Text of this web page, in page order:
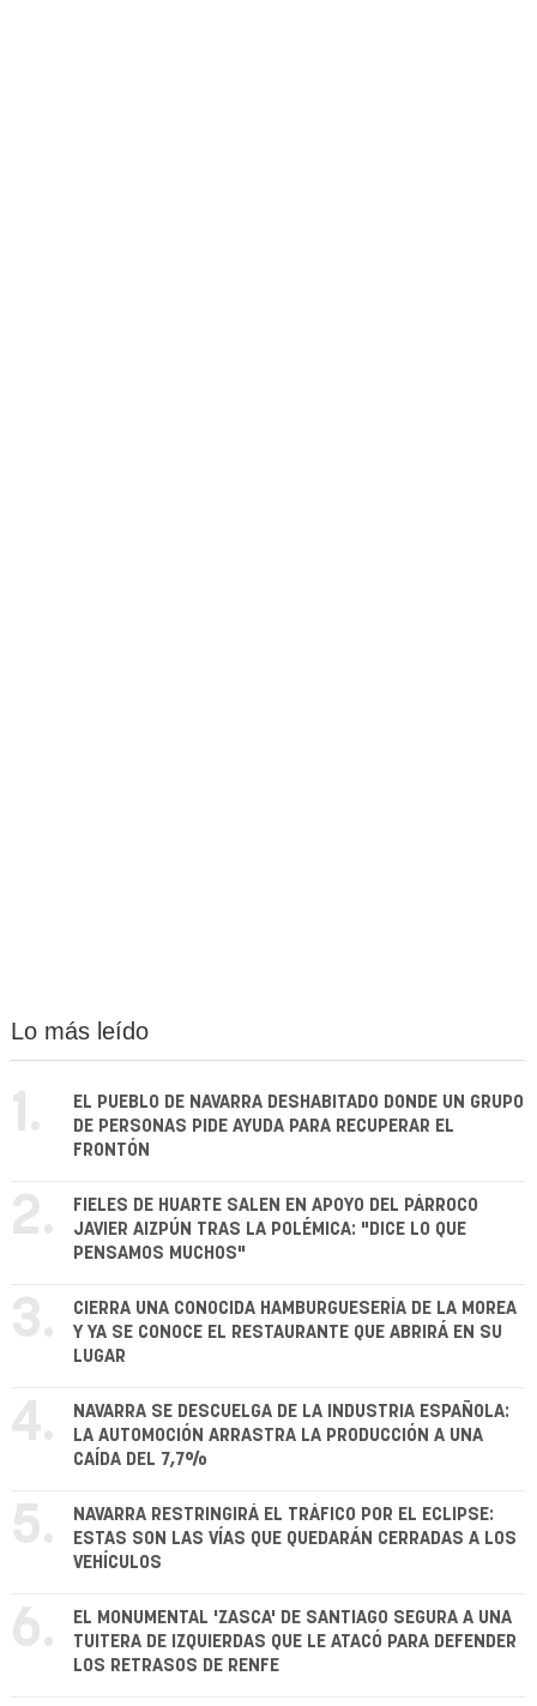
Lo más leído
1.
EL PUEBLO DE NAVARRA DESHABITADO DONDE UN GRUPO
DE PERSONAS PIDE AYUDA PARA RECUPERAR EL
FRONTÓN
2.
FIELES DE HUARTE SALEN EN APOYO DEL PÁRROCO
JAVIER AIZPÚN TRAS LA POLÉMICA: "DICE LO QUE
PENSAMOS MUCHOS"
3.
CIERRA UNA CONOCIDA HAMBURGUESERÍA DE LA MOREA
Y YA SE CONOCE EL RESTAURANTE QUE ABRIRÁ EN SU
LUGAR
4.
NAVARRA SE DESCUELGA DE LA INDUSTRIA ESPAÑOLA:
LA AUTOMOCIÓN ARRASTRA LA PRODUCCIÓN A UNA
CAÍDA DEL 7,7%
5.
NAVARRA RESTRINGIRÁ EL TRÁFICO POR EL ECLIPSE:
ESTAS SON LAS VÍAS QUE QUEDARÁN CERRADAS A LOS
VEHÍCULOS
6.
EL MONUMENTAL 'ZASCA' DE SANTIAGO SEGURA A UNA
TUITERA DE IZQUIERDAS QUE LE ATACÓ PARA DEFENDER
LOS RETRASOS DE RENFE